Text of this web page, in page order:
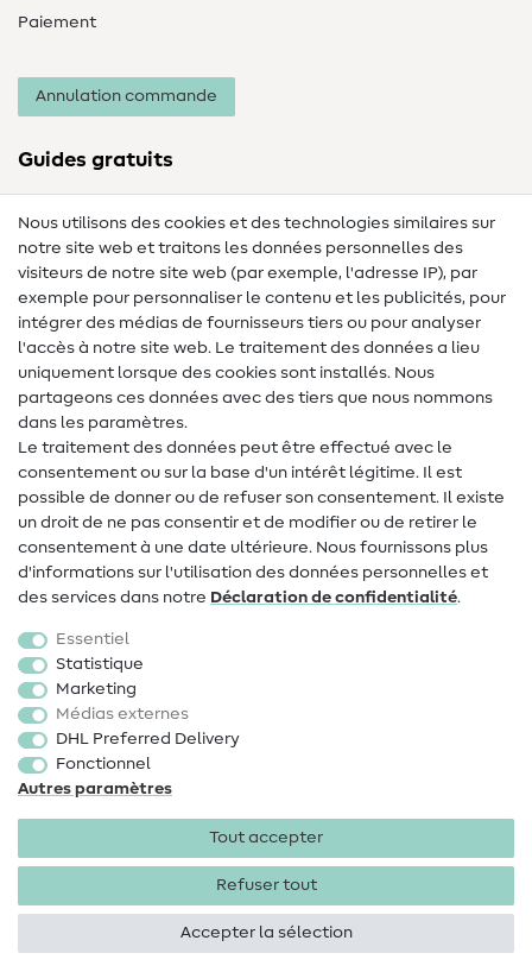
Paiement
Annulation commande
Guides gratuits
Lexique de couture
Tutos de couture
Aide & contact
Contact
Changement de propriétaire
FAQ
Droit de rétractation
Populaire
Accessoires de couture
Promotions
Nous utilisons des cookies et des technologies similaires sur
notre site web et traitons les données personnelles des
visiteurs de notre site web (par exemple, l'adresse IP), par
exemple pour personnaliser le contenu et les publicités, pour
intégrer des médias de fournisseurs tiers ou pour analyser
l'accès à notre site web. Le traitement des données a lieu
uniquement lorsque des cookies sont installés. Nous
partageons ces données avec des tiers que nous nommons
dans les paramètres.
Le traitement des données peut être effectué avec le
consentement ou sur la base d'un intérêt légitime. Il est
possible de donner ou de refuser son consentement. Il existe
un droit de ne pas consentir et de modifier ou de retirer le
consentement à une date ultérieure. Nous fournissons plus
d'informations sur l'utilisation des données personnelles et
des services dans notre Déclaration de confidentialité.
Essentiel
Statistique
Marketing
Médias externes
DHL Preferred Delivery
Fonctionnel
Autres paramètres
Tout accepter
Refuser tout
Accepter la sélection
Mentions légales Protection des données CGV
Droit
Droits d'auteur 2026 SewIY GmbH